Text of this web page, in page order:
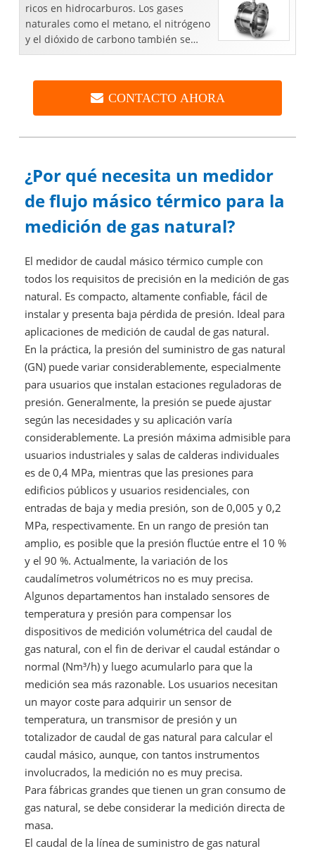
ricos en hidrocarburos. Los gases
naturales como el metano, el nitrógeno
y el dióxido de carbono también se
encuentran en el aire. Las reservas de
CONTACTO AHORA
¿Por qué necesita un medidor
de flujo másico térmico para la
medición de gas natural?
El medidor de caudal másico térmico cumple con
todos los requisitos de precisión en la medición de gas
natural. Es compacto, altamente confiable, fácil de
instalar y presenta baja pérdida de presión. Ideal para
aplicaciones de medición de caudal de gas natural.
En la práctica, la presión del suministro de gas natural
(GN) puede variar considerablemente, especialmente
para usuarios que instalan estaciones reguladoras de
presión. Generalmente, la presión se puede ajustar
según las necesidades y su aplicación varía
considerablemente. La presión máxima admisible para
usuarios industriales y salas de calderas individuales
es de 0,4 MPa, mientras que las presiones para
edificios públicos y usuarios residenciales, con
entradas de baja y media presión, son de 0,005 y 0,2
MPa, respectivamente. En un rango de presión tan
amplio, es posible que la presión fluctúe entre el 10 %
y el 90 %. Actualmente, la variación de los
caudalímetros volumétricos no es muy precisa.
Algunos departamentos han instalado sensores de
temperatura y presión para compensar los
dispositivos de medición volumétrica del caudal de
gas natural, con el fin de derivar el caudal estándar o
normal (Nm³/h) y luego acumularlo para que la
medición sea más razonable. Los usuarios necesitan
un mayor coste para adquirir un sensor de
temperatura, un transmisor de presión y un
totalizador de caudal de gas natural para calcular el
caudal másico, aunque, con tantos instrumentos
involucrados, la medición no es muy precisa.
Para fábricas grandes que tienen un gran consumo de
gas natural, se debe considerar la medición directa de
masa.
El caudal de la línea de suministro de gas natural